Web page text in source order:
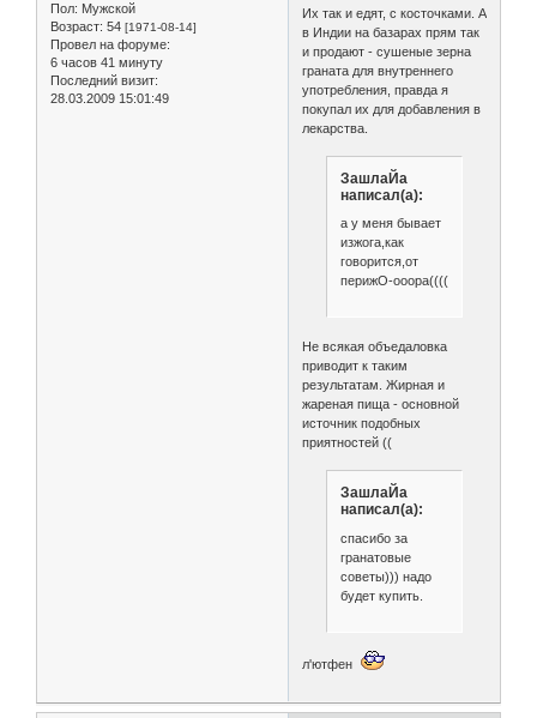
Пол: Мужской
Возраст: 54 [1971-08-14]
Провел на форуме:
6 часов 41 минуту
Последний визит:
28.03.2009 15:01:49
Их так и едят, с косточками. А
в Индии на базарах прям так
и продают - сушеные зерна
граната для внутреннего
употребления, правда я
покупал их для добавления в
лекарства.
ЗашлаЙа
написал(а):
а у меня бывает
изжога,как
говорится,от
перижО-ооора((((
Не всякая объедаловка
приводит к таким
результатам. Жирная и
жареная пища - основной
источник подобных
приятностей ((
ЗашлаЙа
написал(а):
спасибо за
гранатовые
советы))) надо
будет купить.
л'ютфен